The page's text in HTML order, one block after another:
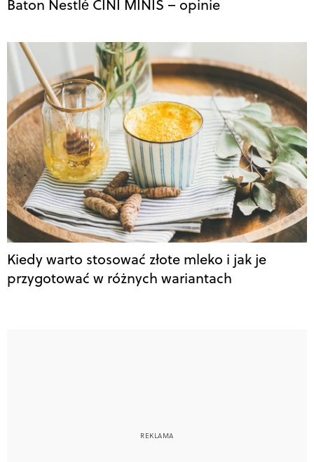
Baton Nestlé CINI MINIS – opinie
Kiedy warto stosować złote mleko i jak je
przygotować w różnych wariantach